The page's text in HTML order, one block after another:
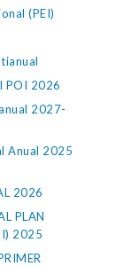
(PEI)
POI 2026
2027-
Anual 2025
2026
PLAN
2025